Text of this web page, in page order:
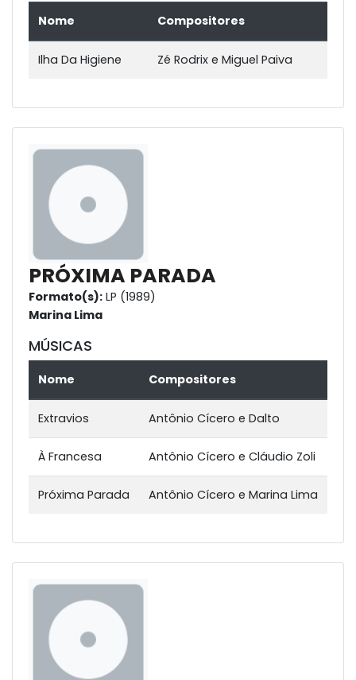
Nome Compositores
Ilha Da Higiene Zé Rodrix e Miguel Paiva
PRÓXIMA PARADA
Formato(s): LP (1989)
Marina Lima
MÚSICAS
Nome Compositores
Extravios Antônio Cícero e Dalto
À Francesa Antônio Cícero e Cláudio Zoli
Próxima Parada Antônio Cícero e Marina Lima